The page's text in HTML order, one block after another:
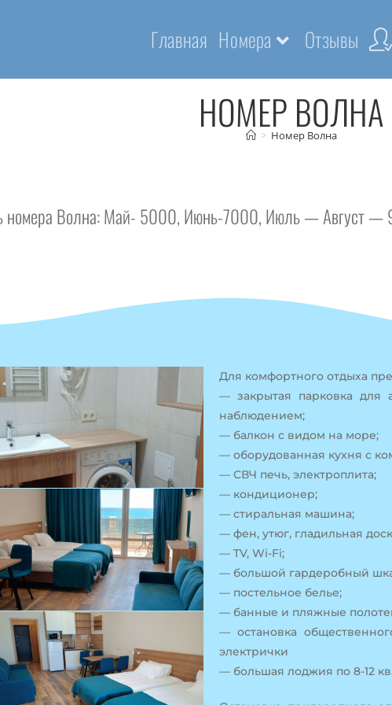
Главная Номера Отзывы
НОМЕР ВОЛНА
> Номер Волна
номера Волна: Май- 5000, Июнь-7000, Июль — Август —
Для комфортного отдыха
— закрытая парковка для
наблюдением;
— балкон с видом на море;
— оборудованная кухня с
— СВЧ печь, электроплита;
— кондиционер;
— стиральная машина;
— фен, утюг, гладильная
— TV, Wi-Fi;
— большой гардеробный
— постельное белье;
— банные и пляжные
— остановка
электрички
— большая лоджия по 8-12